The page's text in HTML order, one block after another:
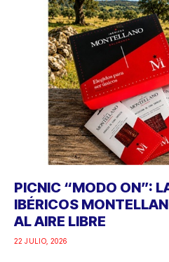
PICNIC “MODO ON”:
IBÉRICOS
AL AIRE LIBRE
22 JULIO, 2026